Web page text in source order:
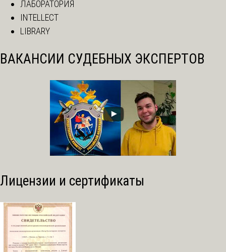
ЛАБОРАТОРИЯ
INTELLECT
LIBRARY
ВАКАНСИИ СУДЕБНЫХ ЭКСПЕРТОВ
Лицензии и сертификаты